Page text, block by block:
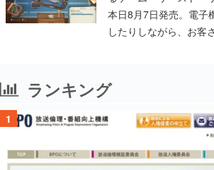
本日8月7日発売。電子
したりしながら、お客
ランキング
1